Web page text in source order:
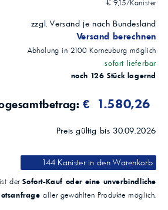
€ 9,15/Kanister
zzgl. Versand je nach Bundesland
Versand berechnen
Abholung in2100 Korneuburg möglich
sofort lieferbar
noch 126 Stück lagernd
€ 1.580,26
Preis gültig bis 30.09.2026
144 Kanisterin den Warenkorb
derSofort-Kauf oder eine unverbindliche
aller gewählten Produkte möglich.